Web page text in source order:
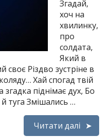
Згадай,
хоч на
хвилинку,
про
солдата,
Який в
своє Різдво зустріне в
Хай спогад твій
піднімає дух, Бо
туга Змішались …
Читати далі